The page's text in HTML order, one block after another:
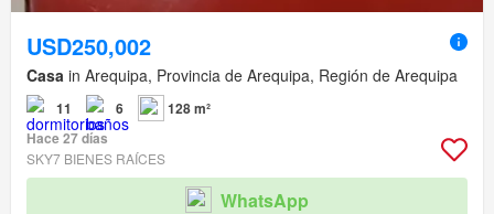
USD250,002
Casa in Arequipa, Provincia de Arequipa, Región de Arequipa
11 6
128 m²
Hace 27 días
SKY7 BIENES RAÍCES
WhatsApp